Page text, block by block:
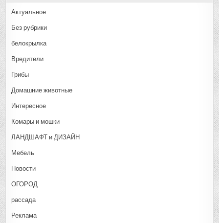
Актуальное
Без рубрики
белокрылка
Вредители
Грибы
Домашние животные
Интересное
Комары и мошки
ЛАНДШАФТ и ДИЗАЙН
Мебель
Новости
ОГОРОД
рассада
Реклама